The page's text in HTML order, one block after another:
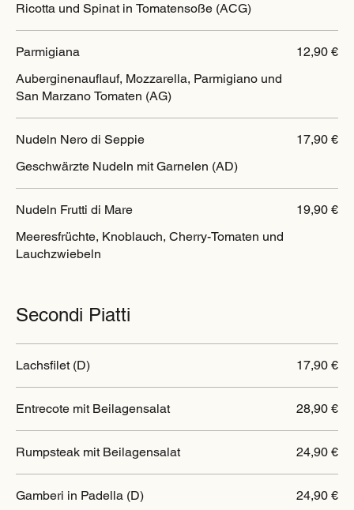
Ricotta und Spinat in Tomatensoße (ACG)
Parmigiana
Auberginenauflauf, Mozzarella, Parmigiano und
San Marzano Tomaten (AG)
12,90 €
Nudeln Nero di Seppie
Geschwärzte Nudeln mit Garnelen (AD)
17,90 €
Nudeln Frutti di Mare
Meeresfrüchte, Knoblauch, Cherry-Tomaten und
Lauchzwiebeln
19,90 €
Secondi Piatti
Lachsfilet (D) 17,90 €
Entrecote mit Beilagensalat 28,90 €
Rumpsteak mit Beilagensalat 24,90 €
Gamberi in Padella (D) 24,90 €